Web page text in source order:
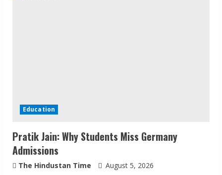
Education
Pratik Jain: Why Students Miss Germany
Admissions
The Hindustan Time August 5, 2026